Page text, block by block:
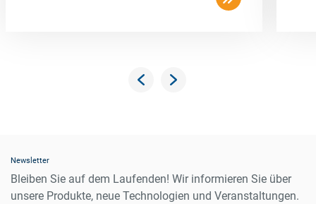
Newsletter
Bleiben Sie auf dem Laufenden! Wir informieren Sie über
unsere Produkte, neue Technologien und Veranstaltungen.